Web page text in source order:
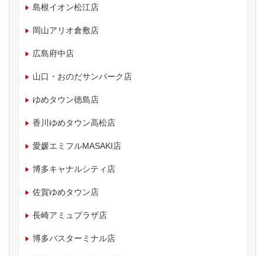
島根イオン松江店
岡山アリオ倉敷店
広島府中店
山口・おのだサンパーク店
ゆめタウン徳島店
香川ゆめタウン高松店
愛媛エミフルMASAKI店
博多キャナルシティ店
佐賀ゆめタウン店
長崎アミュプラザ店
博多バスターミナル店